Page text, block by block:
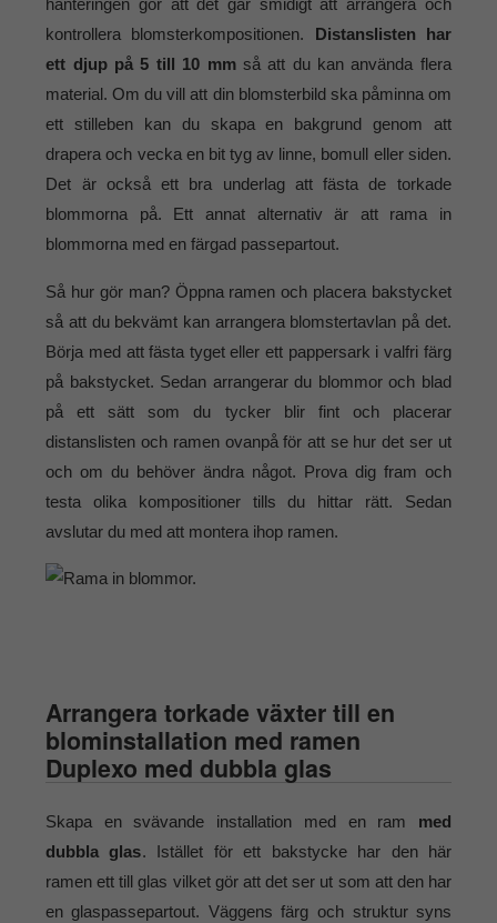
hanteringen gör att det går smidigt att arrangera och
kontrollera blomsterkompositionen. Distanslisten har
ett djup på 5 till 10 mmså att du kan använda flera
material. Om du vill att din blomsterbild ska påminna om
ett stilleben kan du skapa en bakgrund genom att
drapera och vecka en bit tyg av linne, bomull eller siden.
Det är också ett bra underlag att fästa de torkade
blommorna på. Ett annat alternativ är att rama in
blommorna med en färgad passepartout.
Så hur gör man? Öppna ramen och placera bakstycket
så att du bekvämt kan arrangera blomstertavlan på det.
Börja med att fästa tyget eller ett pappersark i valfri färg
på bakstycket. Sedan arrangerar du blommor och blad
på ett sätt som du tycker blir fint och placerar
distanslisten och ramen ovanpå för att se hur det ser ut
och om du behöver ändra något. Prova dig fram och
testa olika kompositioner tills du hittar rätt. Sedan
avslutar du med att montera ihop ramen.
Arrangera torkade växter till en
blominstallation med ramen
Duplexo med dubbla glas
Skapa en svävande installation med en ram med
dubbla glas. Istället för ett bakstycke har den här
ramen ett till glas vilket gör att det ser ut som att den har
en glaspassepartout. Väggens färg och struktur syns